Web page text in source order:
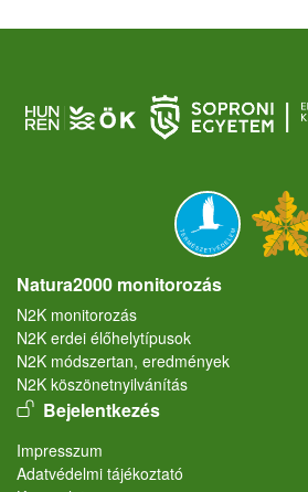
Natura2000 monitorozás
N2K monitorozás
N2K erdei élőhelytípusok
N2K módszertan, eredmények
N2K köszönetnyilvánítás
User account menu
Bejelentkezés
Lábléc
Impresszum
Adatvédelmi tájékoztató